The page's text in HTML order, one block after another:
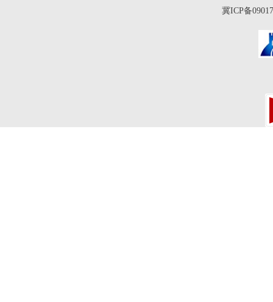
冀ICP备